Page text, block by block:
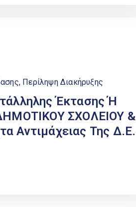
, Περίληψη Διακήρυξης
Έκτασης Ή
ΣΧΟΛΕΙΟΥ &
Αντιμάχειας Της Δ.Ε.